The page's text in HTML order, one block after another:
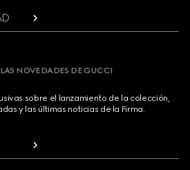
NOVEDADES DE GUCCI
sobre el lanzamiento de la colección,
y las últimas noticias de la Firma.